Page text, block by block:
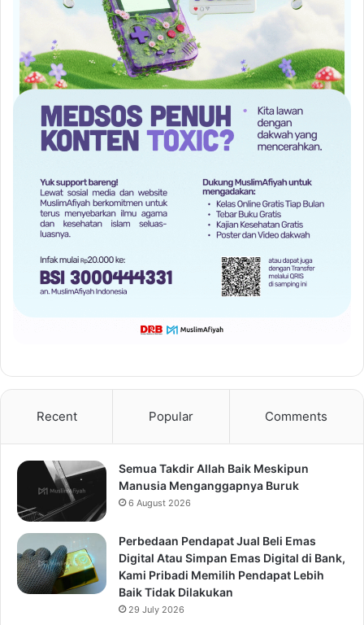
Recent Popular Comments
Semua Takdir Allah Baik Meskipun
Manusia Menganggapnya Buruk
6 August 2026
Perbedaan Pendapat Jual Beli Emas
Digital Atau Simpan Emas Digital di Bank,
Kami Pribadi Memilih Pendapat Lebih
Baik Tidak Dilakukan
29 July 2026